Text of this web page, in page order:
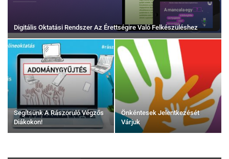
Digitális Oktatási Rendszer Az Érettségire Való Felkészüléshez
Segítsünk A Rászoruló Végzős
Diákokon!
Önkéntesek Jelentkezését
Várjuk